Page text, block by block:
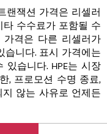
랜잭션 가격은 리셀러
타 수수료가 포함될 수
가격은 다른 리셀러가
습니다. 표시 가격에는
습니다. HPE는 시장
, 프로모션 수명 종료,
않는 사유로 언제든